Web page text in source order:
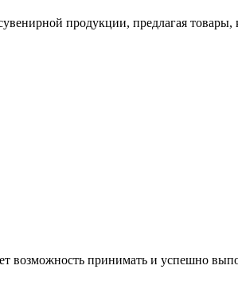
продукции, предлагая
возможность принимать и успешно